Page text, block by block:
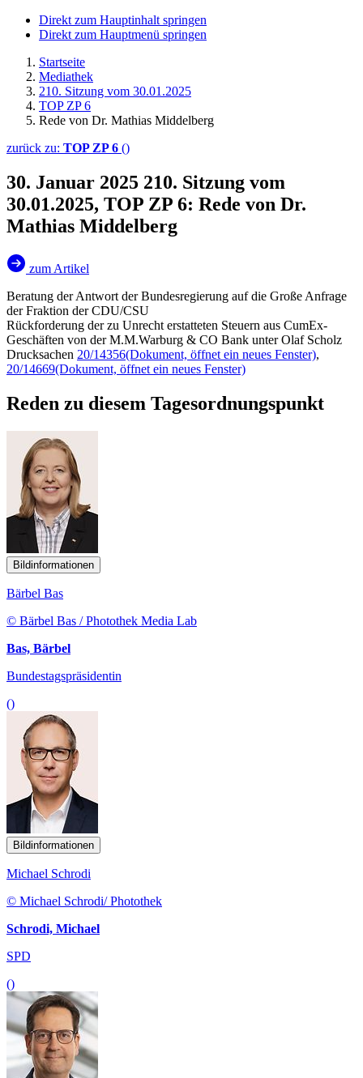
Direkt zum Hauptinhalt springen
Direkt zum Hauptmenü springen
Startseite
Mediathek
210. Sitzung vom 30.01.2025
TOP ZP 6
Rede von Dr. Mathias Middelberg
zurück zu: TOP ZP 6 ()
30. Januar 2025 210. Sitzung vom
30.01.2025, TOP ZP 6: Rede von Dr.
Mathias Middelberg
zum Artikel
Beratung der Antwort der Bundesregierung auf die Große Anfrage
der Fraktion der CDU/CSU
Rückforderung der zu Unrecht erstatteten Steuern aus CumEx-
Geschäften von der M.M.Warburg & CO Bank unter Olaf Scholz
Drucksachen 20/14356(Dokument, öffnet ein neues Fenster),
20/14669(Dokument, öffnet ein neues Fenster)
Reden zu diesem Tagesordnungspunkt
Bildinformationen
Bärbel Bas
© Bärbel Bas / Photothek Media Lab
Bas, Bärbel
Bundestagspräsidentin
()
Bildinformationen
Michael Schrodi
© Michael Schrodi/ Photothek
Schrodi, Michael
SPD
()